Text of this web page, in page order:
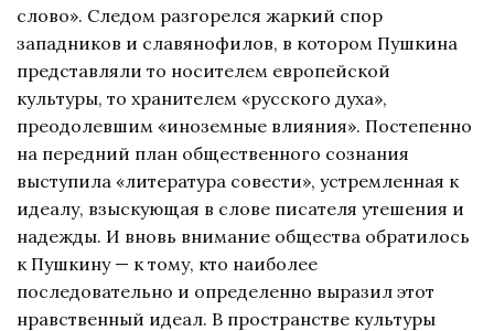
слово». Следом разгорелся жаркий спор
западников и славянофилов, в котором Пушкина
представляли то носителем европейской
культуры, то хранителем «русского духа»,
преодолевшим «иноземные влияния». Постепенно
на передний план общественного сознания
выступила «литература совести», устремленная к
идеалу, взыскующая в слове писателя утешения и
надежды. И вновь внимание общества обратилось
к Пушкину — к тому, кто наиболее
последовательно и определенно выразил этот
нравственный идеал. В пространстве культуры